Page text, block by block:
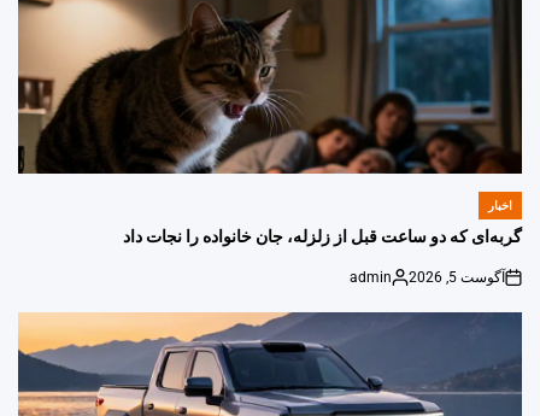
POSTED
IN
اخبار
گربه‌ای که دو ساعت قبل از زلزله، جان خانواده را نجات داد
on
آگوست 5, 2026
Posted
admin